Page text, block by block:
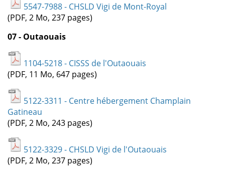
5547-7988 - CHSLD Vigi de Mont-Royal
(PDF, 2 Mo, 237 pages)
07 - Outaouais
1104-5218 - CISSS de l'Outaouais
(PDF, 11 Mo, 647 pages)
5122-3311 - Centre hébergement Champlain
Gatineau
(PDF, 2 Mo, 243 pages)
5122-3329 - CHSLD Vigi de l'Outaouais
(PDF, 2 Mo, 237 pages)